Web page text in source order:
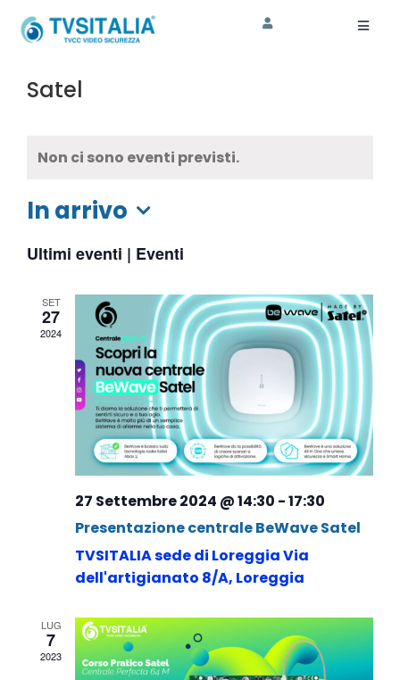
CORSI
ASSISTENZA
SOSTENIBILITA’
Satel
Non ci sono eventi previsti.
In arrivo
la
Ultimi eventi | Eventi
SET
27
2024
27 Settembre 2024 @ 14:30 -17:30
Presentazione centrale BeWave Satel
TVSITALIA sede di LoreggiaVia
dell'artigianato 8/A, Loreggia
LUG
7
2023